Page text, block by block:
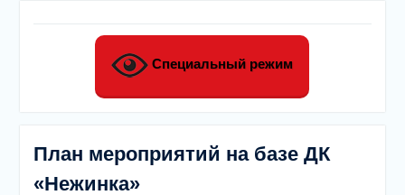
Специальный режим
План мероприятий на базе ДК
«Нежинка»